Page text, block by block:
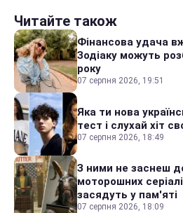
Читайте також
Фінансова удача
Зодіаку можуть
року
07 серпня 2026, 19:51
Яка ти нова
тест і слухай хіт
07 серпня 2026, 18:49
З ними не заснеш
моторошних
засядуть у пам'яті
07 серпня 2026, 18:09